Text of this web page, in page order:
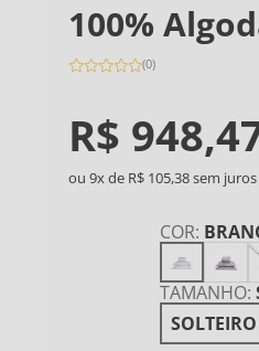
100%
(0)
R$ 948,
9 R$ 105,38
COR:
TAMANHO:
SOLTEIRO